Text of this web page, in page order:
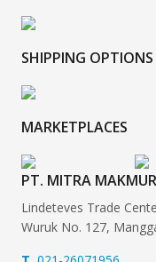
SHIPPING OPTIONS
MARKETPLACES
PT. MITRA
Lindeteves Trade
Wuruk No. 127,